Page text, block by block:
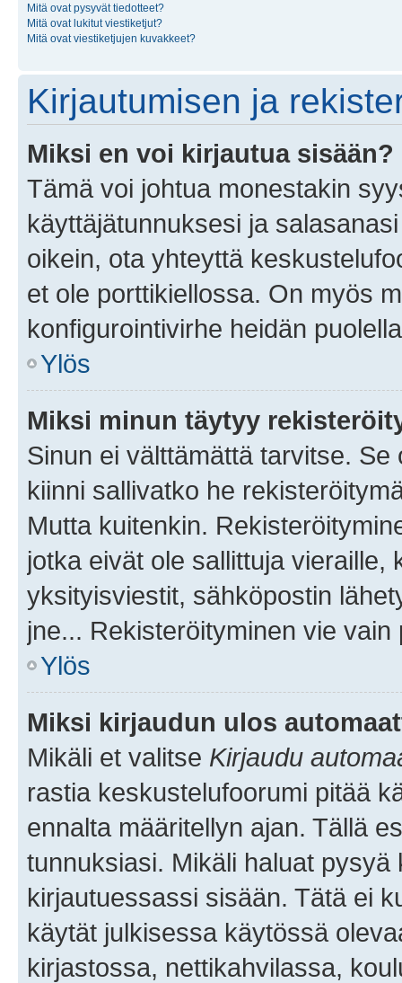
Mitä ovat pysyvät tiedotteet?
Mitä ovat lukitut viestiketjut?
Mitä ovat viestiketjujen kuvakkeet?
Kirjautumisen ja
Miksi en voi kirjautua sisään?
Tämä voi johtua monestakin
käyttäjätunnuksesi ja
oikein, ota yhteyttä
et ole porttikiellossa. On myös
konfigurointivirhe heidän
Ylös
Miksi minun täytyy
Sinun ei välttämättä tarvitse.
kiinni sallivatko he
Mutta kuitenkin.
jotka eivät ole sallittuja vieraille,
yksityisviestit, sähköpostin
jne... Rekisteröityminen vie
Ylös
Miksi kirjaudun ulos
Mikäli et valitse Kirjaudu
rastia keskustelufoorumi pitää
ennalta määritellyn ajan. Tällä
tunnuksiasi. Mikäli haluat
kirjautuessassi sisään. Tätä ei
käytät julkisessa käytössä
kirjastossa, nettikahvilassa,